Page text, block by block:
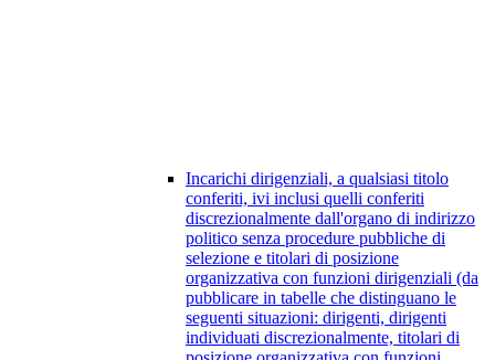
Incarichi dirigenziali, a qualsiasi titolo
conferiti, ivi inclusi quelli conferiti
discrezionalmente dall'organo di indirizzo
politico senza procedure pubbliche di
selezione e titolari di posizione
organizzativa con funzioni dirigenziali (da
pubblicare in tabelle che distinguano le
seguenti situazioni: dirigenti, dirigenti
individuati discrezionalmente, titolari di